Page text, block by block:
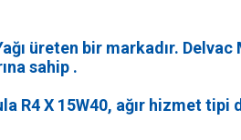
üreten bir markadır. Delvac
sahip .
R4 X 15W40, ağır hizmet